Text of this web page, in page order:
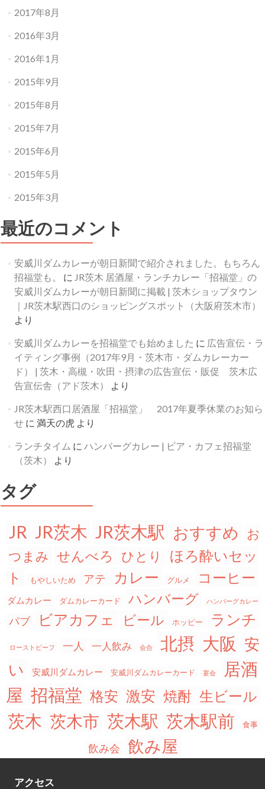
2017年8月
2016年3月
2016年1月
2015年9月
2015年8月
2015年7月
2015年6月
2015年5月
2015年3月
最近のコメント
安威川ダムカレーが朝日新聞で紹介されました。もちろん
招福堂も。
に JR茨木 居酒屋・ランチカレー「招福堂」の
安威川ダムカレーが朝日新聞に掲載 | 茨木ショップタウン
｜JR茨木駅西口のショッピングスポット（大阪府茨木市）
より
安威川ダムカレーを招福堂でも始めました に 広告宣伝・ラ
イティング事例（2017年9月・茨木市・ダムカレーカー
ド） | 茨木・高槻・吹田・摂津の広告宣伝・販促 茨木広
告宣伝舎（アド茨木）
より
JR茨木駅西口居酒屋「招福堂」 2017年夏季休業のお知ら
せ に満天の虎 より
ランチタイム にハンバーグカレー | ビア・カフェ招福堂
（茨木）
より
タグ
JR JR茨木 JR茨木駅 おすすめ
お
つまみ せんべろ ひとり
ほろ酔いセッ
ト
もやしいため アテ カレー グルメ コーヒー
ダムカレー ダムカレーカード ハンバーグ ハンバーグカレー
パブ ビアカフェ ビール ホッピー ランチ
ローストビーフ 一人 一人飲み 会合 北摂 大阪 安
い
安威川ダムカレー 安威川ダムカレーカード 宴会
居酒
屋 招福堂 格安 激安 焼酎 生ビール
茨木 茨木市 茨木駅 茨木駅前 食事
飲み会 飲み屋
アクセス